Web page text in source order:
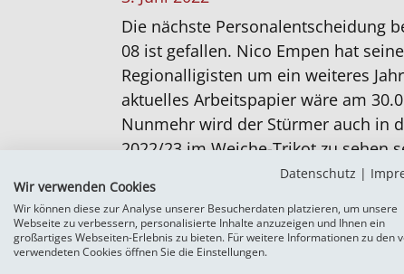
Die nächste Personalentscheidung
08 ist gefallen. Nico Empen hat
Regionalligisten um ein weiteres
aktuelles Arbeitspapier wäre am
Nunmehr wird der Stürmer auch in
2022/23 im Weiche-Trikot zu sehen
Sport, Christian Jürgensen, erklärt:
Jahr hinter sich. Doch wir hoffen,
schwierigen Saison wieder zu alter
Nico Empen hatte nach Anfängen in
Datenschutz |
Wir verwenden Cookies
Wir können diese zur Analyse unserer Besucherdaten platzieren, um unsere
Webseite zu verbessern, personalisierte Inhalte anzuzeigen und Ihnen ein
großartiges Webseiten-Erlebnis zu bieten. Für weitere Informationen zu den
verwendeten Cookies öffnen Sie die Einstellungen.